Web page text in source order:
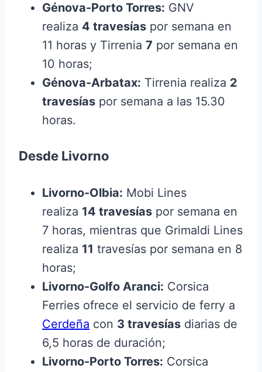
Génova-Porto Torres: GNV
realiza 4 travesías por semana en
11 horas y Tirrenia 7 por semana en
10 horas;
Génova-Arbatax: Tirrenia realiza 2
travesías por semana a las 15.30
horas.
Desde Livorno
Livorno-Olbia: Mobi Lines
realiza 14 travesías por semana en
7 horas, mientras que Grimaldi Lines
realiza 11 travesías por semana en 8
horas;
Livorno-Golfo Aranci: Corsica
Ferries ofrece el servicio de ferry a
Cerdeña con 3 travesías diarias de
6,5 horas de duración;
Livorno-Porto Torres: Corsica